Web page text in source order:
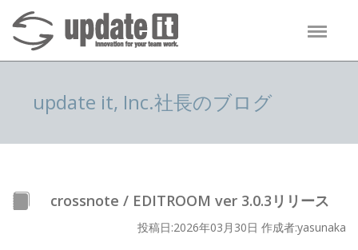
update it, Inc.社長のブログ
crossnote / EDITROOM ver 3.0.3リリース
投稿日:2026年03月30日 作成者:yasunaka